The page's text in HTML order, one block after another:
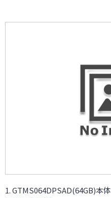
GTMS064DPSAD(64GB)本体